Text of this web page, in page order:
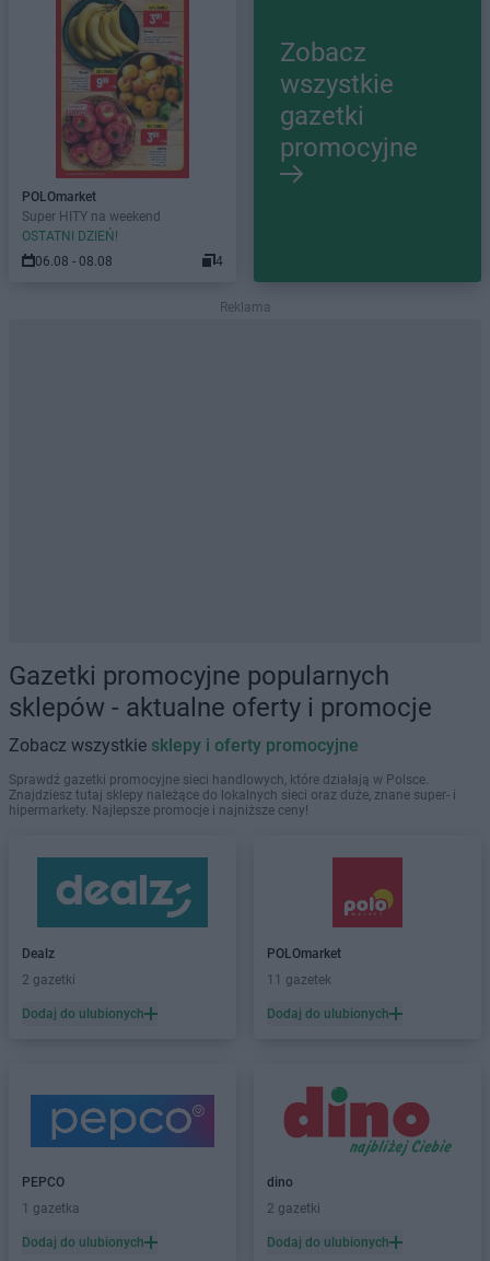
POLOmarket
Super HITY na weekend
OSTATNI DZIEŃ!
06.08 - 08.08
4
Zobacz
wszystkie
gazetki
promocyjne
Reklama
Gazetki promocyjne popularnych
sklepów - aktualne oferty i promocje
Zobacz wszystkie sklepy i oferty promocyjne
Sprawdź gazetki promocyjne sieci handlowych, które działają w Polsce.
Znajdziesz tutaj sklepy należące do lokalnych sieci oraz duże, znane super- i
hipermarkety. Najlepsze promocje i najniższe ceny!
Dealz
2 gazetki
Dodaj do ulubionych
POLOmarket
11 gazetek
Dodaj do ulubionych
PEPCO
1 gazetka
Dodaj do ulubionych
dino
2 gazetki
Dodaj do ulubionych